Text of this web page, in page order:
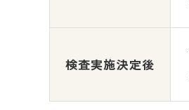
検査実施決定後